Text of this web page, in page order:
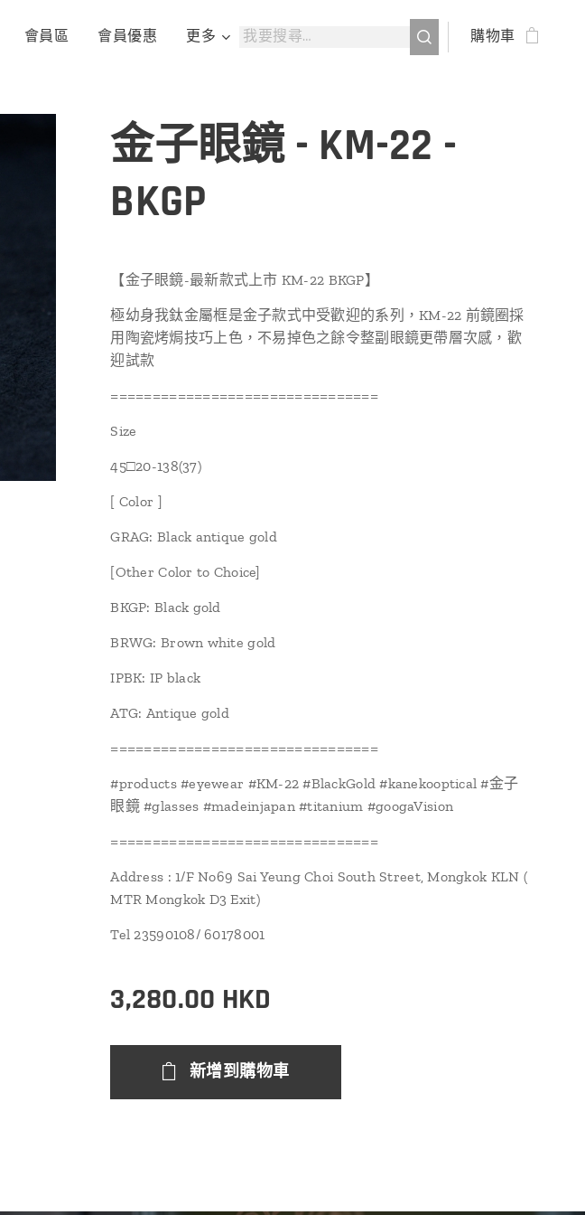
會員區 會員優惠 更多 購物車
金子眼鏡 - KM-22 -
BKGP
【金子眼鏡-最新款式上市 KM-22 BKGP】
極幼身我鈦金屬框是金子款式中受歡迎的系列，KM-22 前鏡圈採
用陶瓷烤焗技巧上色，不易掉色之餘令整副眼鏡更帶層次感，歡
迎試款
================================
Size
45□20-138(37)
[ Color ]
GRAG: Black antique gold
[Other Color to Choice]
BKGP: Black gold
BRWG: Brown white gold
IPBK: IP black
ATG: Antique gold
================================
#products #eyewear #KM-22 #BlackGold #kanekooptical #金子
眼鏡 #glasses #madeinjapan #titanium #googaVision
================================
Address : 1/F No69 Sai Yeung Choi South Street, Mongkok KLN (
MTR Mongkok D3 Exit)
Tel 23590108/ 60178001
3,280.00 HKD
新增到購物車